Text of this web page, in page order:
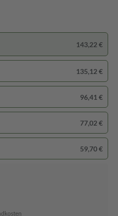
143,22 €
135,12 €
96,41 €
77,02 €
59,70 €